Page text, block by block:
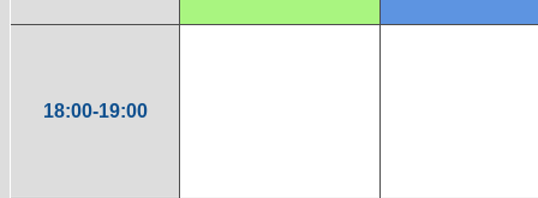
18:00-19:00